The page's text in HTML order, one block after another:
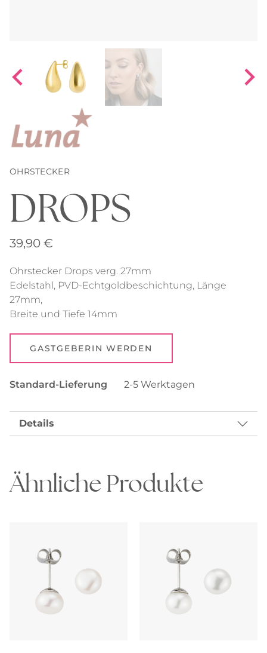
OHRSTECKER
DROPS
39,90 €
Ohrstecker Drops verg. 27mm
Edelstahl, PVD-Echtgoldbeschichtung, Länge
27mm,
Breite und Tiefe 14mm
GASTGEBERIN WERDEN
Standard-Lieferung 2-5 Werktagen
Details
Ähnliche Produkte